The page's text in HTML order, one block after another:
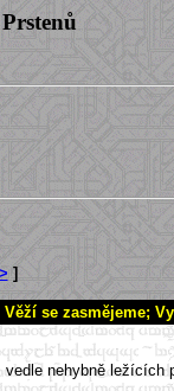
]
se zasmějeme;
nehybně